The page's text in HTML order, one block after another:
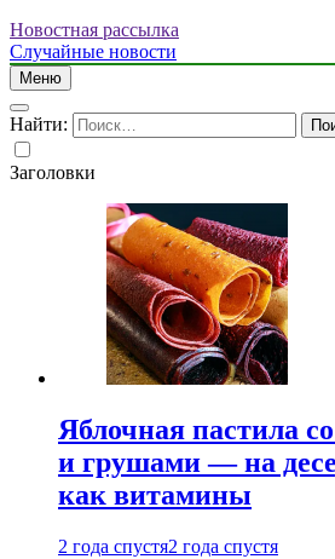
Новостная рассылка
Случайные новости
Меню
Найти:
Заголовки
Яблочная пастила
и грушами — на
как витамины
2 года спустя2 года спустя